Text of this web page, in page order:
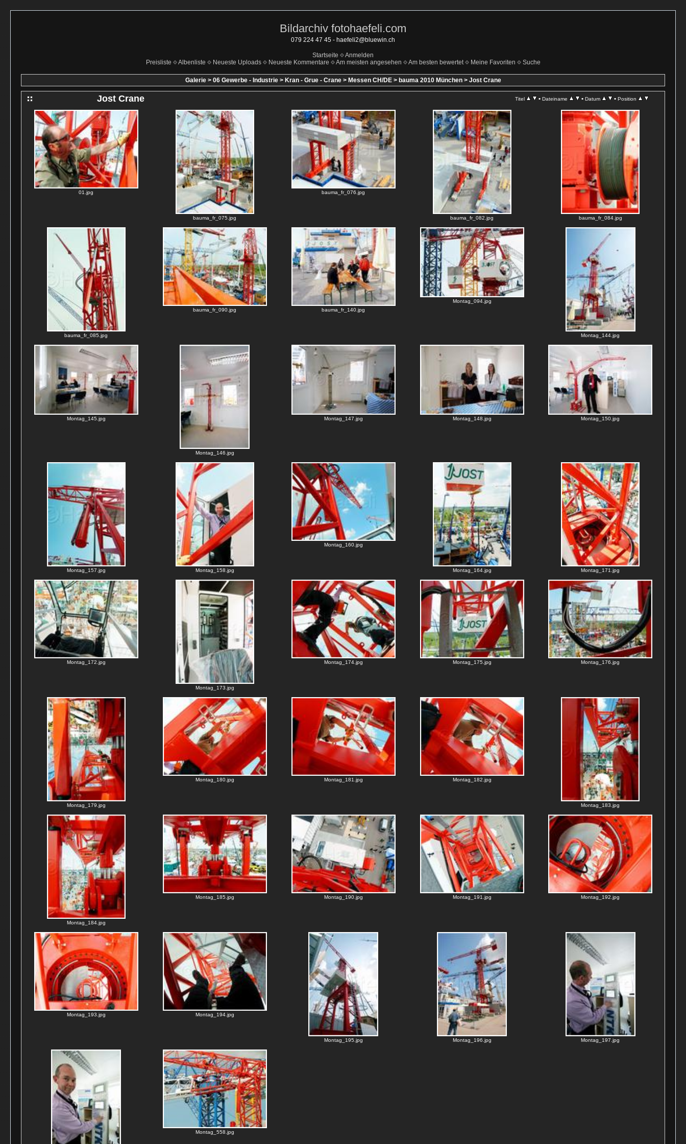
Bildarchiv fotohaefeli.com
079 224 47 45 - haefeli2@bluewin.ch
Startseite
Anmelden
Preisliste
Albenliste Neueste Uploads Neueste Kommentare Am meisten angesehen Am besten bewertet Meine Favoriten Suche
Galerie> 06 Gewerbe - Industrie> Kran - Grue - Crane> Messen CH/DE> bauma 2010 München> Jost Crane
Jost Crane Titel • Dateiname • Datum • Position
01.jpg
bauma_fr_075.jpg
bauma_fr_076.jpg
bauma_fr_082.jpg bauma_fr_084.jpg
bauma_fr_085.jpg
bauma_fr_090.jpg bauma_fr_140.jpg
Montag_094.jpg
Montag_144.jpg
Montag_145.jpg
Montag_146.jpg
Montag_147.jpg Montag_148.jpg Montag_150.jpg
Montag_157.jpg Montag_158.jpg
Montag_160.jpg
Montag_164.jpg Montag_171.jpg
Montag_172.jpg
Montag_173.jpg
Montag_174.jpg Montag_175.jpg Montag_176.jpg
Montag_179.jpg
Montag_180.jpg Montag_181.jpg Montag_182.jpg
Montag_183.jpg
Montag_184.jpg
Montag_185.jpg Montag_190.jpg Montag_191.jpg Montag_192.jpg
Montag_193.jpg Montag_194.jpg
Montag_195.jpg Montag_196.jpg Montag_197.jpg
Montag_558.jpg